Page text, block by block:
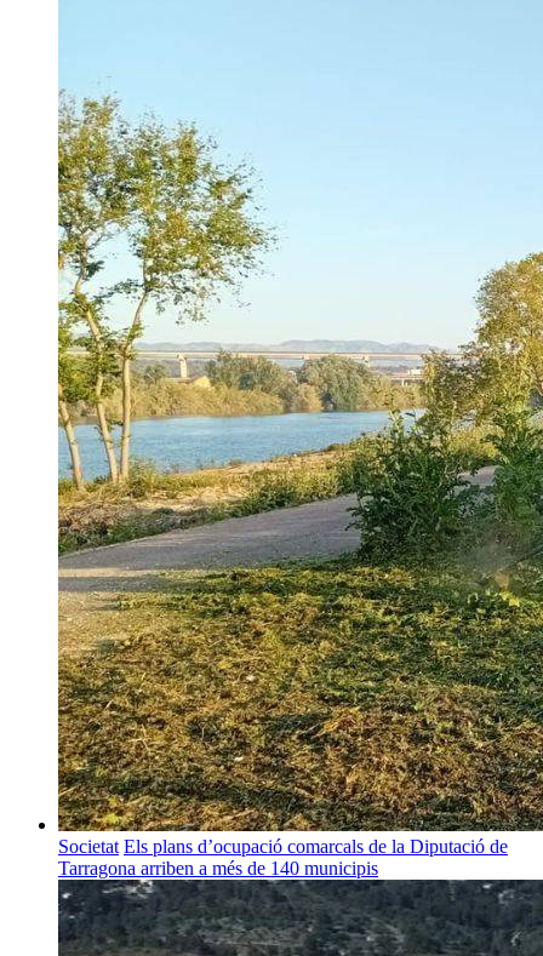
Societat Els plans d’ocupació comarcals de la Diputació de
Tarragona arriben a més de 140 municipis